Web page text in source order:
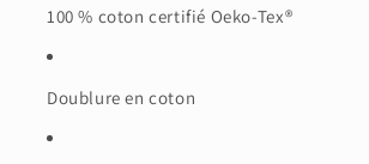
100 % coton certifié Oeko-Tex®
Doublure en coton